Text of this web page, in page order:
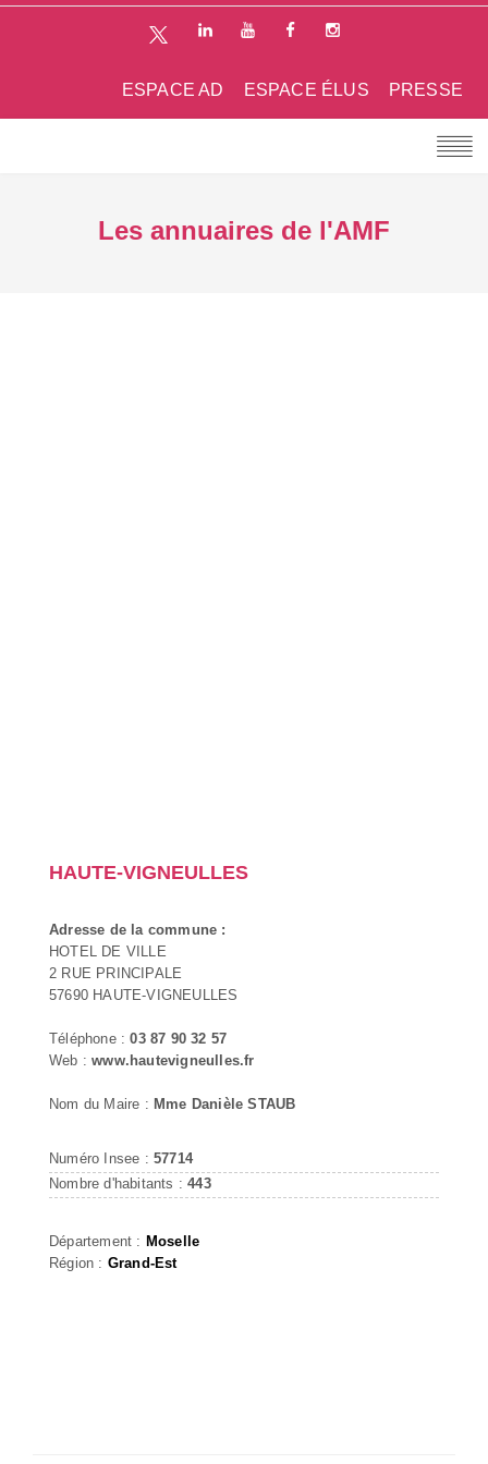
PRESSE
ESPACE ÉLUS
ESPACE AD
Les annuaires de l'AMF
HAUTE-VIGNEULLES
Adresse de la commune :
HOTEL DE VILLE
2 RUE PRINCIPALE
57690 HAUTE-VIGNEULLES
Téléphone :03 87 90 32 57
Web :www.hautevigneulles.fr
Nom du Maire : Mme Danièle STAUB
Numéro Insee : 57714
Nombre d'habitants :443
Département : Moselle
Région : Grand-Est